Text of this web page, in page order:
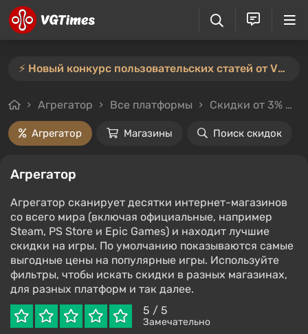
⚡️ Новый конкурс пользовательских статей от VGTimes — участвуйте тут ⚡️
Агрегатор Все платформы Скидки от 3%
Агрегатор Магазины Поиск скидок
Агрегатор
Агрегатор сканирует десятки интернет-магазинов
со всего мира (включая официальные, например
Steam, PS Store и Epic Games) и находит лучшие
скидки на игры. По умолчанию показываются самые
выгодные цены на популярные игры. Используйте
фильтры, чтобы искать скидки в разных магазинах,
для разных платформ и так далее.
5 / 5
Замечательно